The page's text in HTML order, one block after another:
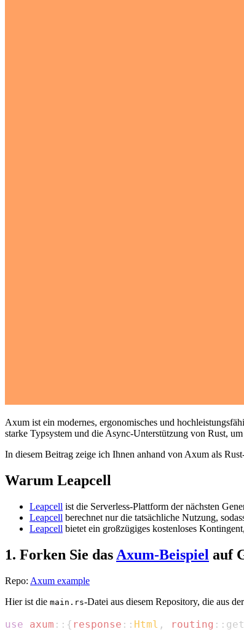
Axum ist ein modernes, ergonomisches und
starke Typsystem und die Async-Unterstützung von Rust,
In diesem Beitrag zeige ich Ihnen anhand von Axum als
Warum Leapcell
Leapcell ist die Serverless-Plattform der nächsten
Leapcell berechnet nur die tatsächliche Nutzung,
Leapcell bietet ein großzügiges kostenloses
1. Forken Sie das Axum-Beispiel auf
Repo: Axum example
Hier ist die main.rs-Datei aus diesem Repository, die aus der
use axum :: { response :: Html , routing :: get